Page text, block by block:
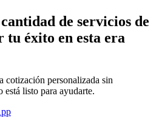
de servicios de
éxito en esta era
cotización personalizada sin
listo para ayudarte.